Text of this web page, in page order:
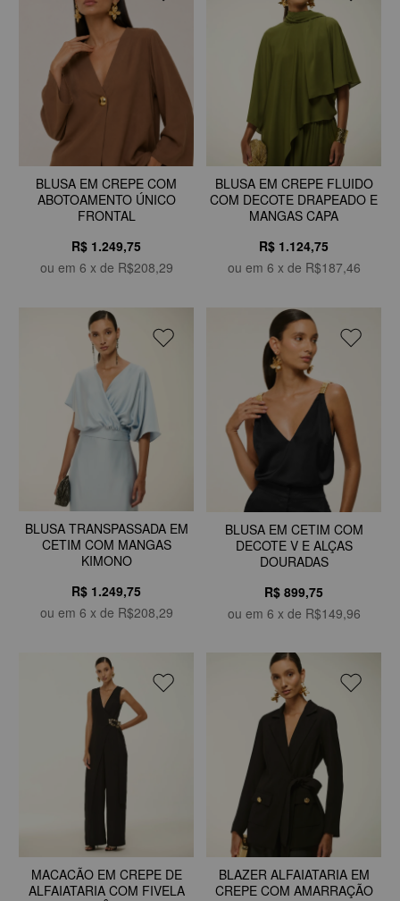
BLUSA EM CREPE COM
ABOTOAMENTO ÚNICO
FRONTAL
R$ 1.249,75
ou em 6 x de R$208,29
BLUSA EM CREPE FLUIDO
COM DECOTE DRAPEADO E
MANGAS CAPA
R$ 1.124,75
ou em 6 x de R$187,46
BLUSA TRANSPASSADA EM
CETIM COM MANGAS
KIMONO
R$ 1.249,75
ou em 6 x de R$208,29
BLUSA EM CETIM COM
DECOTE V E ALÇAS
DOURADAS
R$ 899,75
ou em 6 x de R$149,96
MACACÃO EM CREPE DE
ALFAIATARIA COM FIVELA
BLAZER ALFAIATARIA EM
CREPE COM AMARRAÇÃO